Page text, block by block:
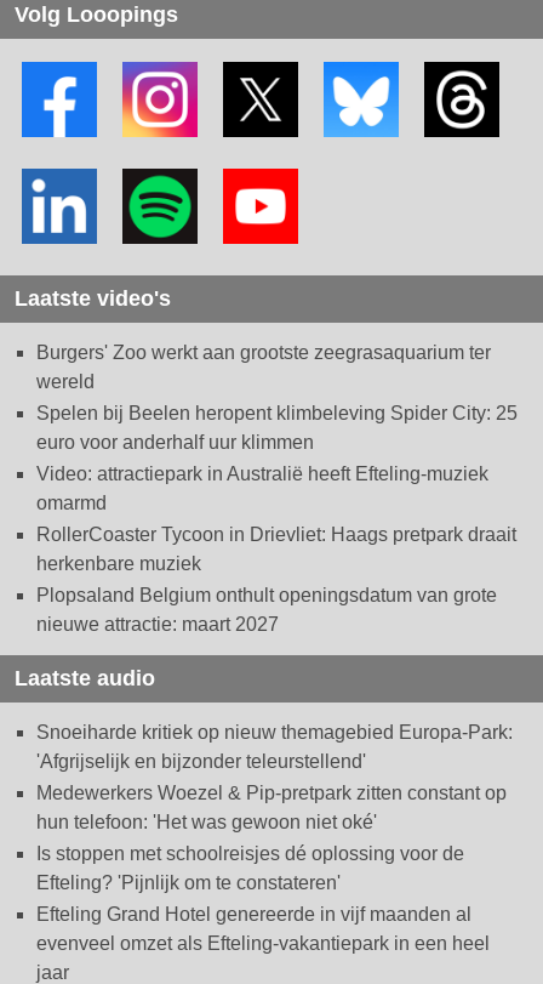
Volg Looopings
Laatste video's
Burgers' Zoo werkt aan grootste zeegrasaquarium ter
wereld
Spelen bij Beelen heropent klimbeleving Spider City: 25
euro voor anderhalf uur klimmen
Video: attractiepark in Australië heeft Efteling-muziek
omarmd
RollerCoaster Tycoon in Drievliet: Haags pretpark draait
herkenbare muziek
Plopsaland Belgium onthult openingsdatum van grote
nieuwe attractie: maart 2027
Laatste audio
Snoeiharde kritiek op nieuw themagebied Europa-Park:
'Afgrijselijk en bijzonder teleurstellend'
Medewerkers Woezel & Pip-pretpark zitten constant op
hun telefoon: 'Het was gewoon niet oké'
Is stoppen met schoolreisjes dé oplossing voor de
Efteling? 'Pijnlijk om te constateren'
Efteling Grand Hotel genereerde in vijf maanden al
evenveel omzet als Efteling-vakantiepark in een heel
jaar